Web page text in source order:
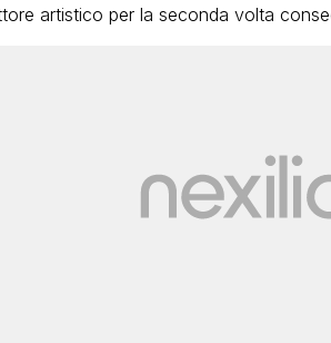
artistico per la seconda volta